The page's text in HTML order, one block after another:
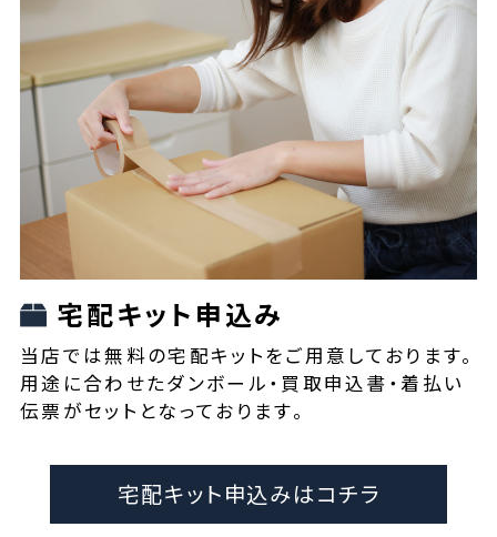
宅配キット申込み
当店では無料の宅配キットをご用意しております。
用途に合わせたダンボール・買取申込書・着払い
伝票がセットとなっております。
宅配キット申込みはコチラ